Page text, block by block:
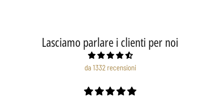
Lasciamo parlare i clienti per noi
da 1332 recensioni